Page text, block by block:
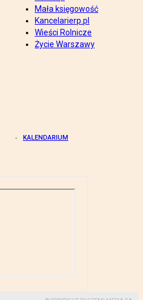
Mała księgowość
Kancelarierp.pl
Wieści Rolnicze
Życie Warszawy
KALENDARIUM